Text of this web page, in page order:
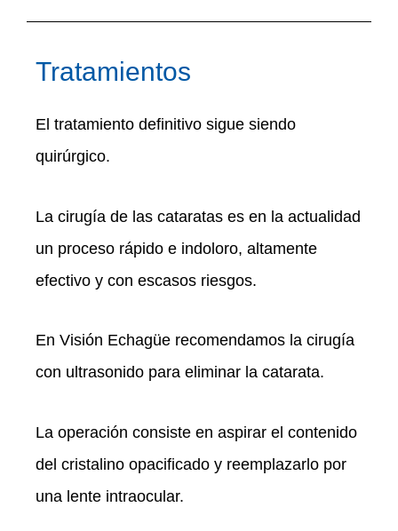
Tratamientos
El tratamiento definitivo sigue siendo
quirúrgico.
La cirugía de las cataratas es en la actualidad
un proceso rápido e indoloro, altamente
efectivo y con escasos riesgos.
En Visión Echagüe recomendamos la cirugía
con ultrasonido para eliminar la catarata.
La operación consiste en aspirar el contenido
del cristalino opacificado y reemplazarlo por
una lente intraocular.